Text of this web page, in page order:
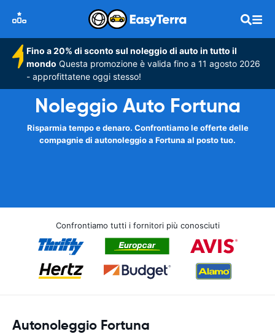
Fino a 20% di sconto sul noleggio di auto in tutto il
mondo Questa promozione è valida fino a 11 agosto 2026
- approfittatene oggi stesso!
Noleggio Auto Fortuna
Risparmia tempo e denaro. Confrontiamo le offerte delle
compagnie di autonoleggio a Fortuna al posto tuo.
Confrontiamo tutti i fornitori più conosciuti
Autonoleggio Fortuna